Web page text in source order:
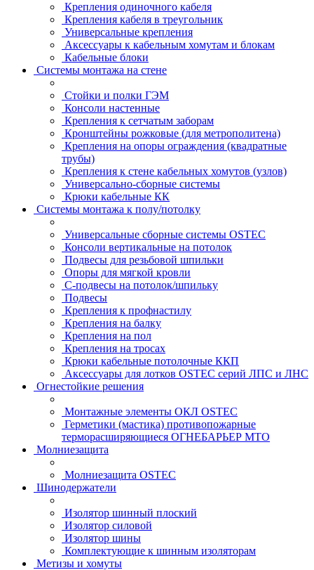
Крепления одиночного кабеля
Крепления кабеля в треугольник
Универсальные крепления
Аксессуары к кабельным хомутам и блокам
Кабельные блоки
Системы монтажа на стене
Стойки и полки ГЭМ
Консоли настенные
Крепления к сетчатым заборам
Кронштейны рожковые (для метрополитена)
Крепления на опоры ограждения (квадратные
трубы)
Крепления к стене кабельных хомутов (узлов)
Универсально-сборные системы
Крюки кабельные КК
Системы монтажа к полу/потолку
Универсальные сборные системы OSTEC
Консоли вертикальные на потолок
Подвесы для резьбовой шпильки
Опоры для мягкой кровли
С-подвесы на потолок/шпильку
Подвесы
Крепления к профнастилу
Крепления на балку
Крепления на пол
Крепления на тросах
Крюки кабельные потолочные ККП
Аксессуары для лотков OSTEC серий ЛПС и ЛНС
Огнестойкие решения
Монтажные элементы ОКЛ OSTEC
Герметики (мастика) противопожарные
терморасширяющиеся ОГНЕБАРЬЕР МТО
Молниезащита
Молниезащита OSTEC
Шинодержатели
Изолятор шинный плоский
Изолятор силовой
Изолятор шины
Комплектующие к шинным изоляторам
Метизы и хомуты